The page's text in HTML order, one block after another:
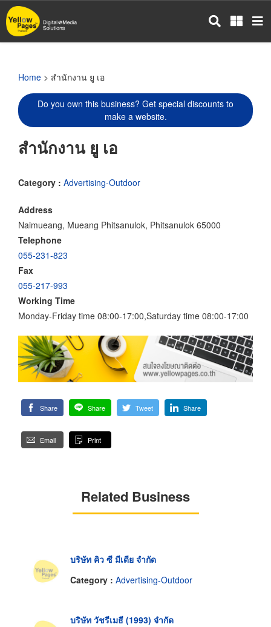
Skip
to
main
Home > สำนักงาน ยู เอ
Do you own this business? Get special discounts to
make a website.
สำนักงาน ยู เอ
Category : Advertising-Outdoor
Address
Naimueang, Mueang Phitsanulok, Phitsanulok 65000
Telephone
055-231-823
Fax
055-217-993
Working Time
Monday-Friday time 08:00-17:00,Saturday time 08:00-17:00
Share Share Tweet Share
Email Print
Related Business
บริษัท คิว ซี มีเดีย จำกัด
Category : Advertising-Outdoor
บริษัท วัชรีเมธี (1993) จำกัด